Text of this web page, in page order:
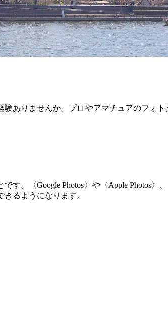
ありませんか。プロやアマチュアのフォ
。〈Google Photos〉や〈Apple Photos〉
るようになります。